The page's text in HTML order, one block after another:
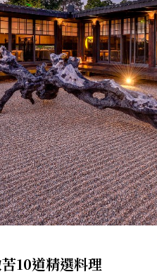
10道精選料理